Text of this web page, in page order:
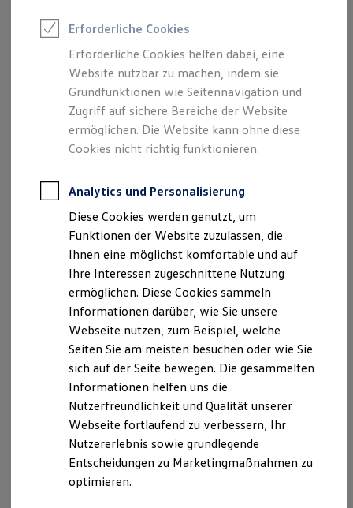
Digitaler Marktplatz
Kauf & Finanzierung
Online-Fahrzeugbewertung
Aktionen & Angebote
E-Auto-Förderung
Für Privatkunden
Für Gewerbekunden
Profi Paket
TopDeal
Zertifizierte Gebrauchtwagen
Für Privatkunden
Für Gewerbekunden
Leasing
Für Privatkunden
Für Gewerbekunden
Versicherungen & Garantien
Garantien
Kfz-Versicherung für Nutzfahrzeuge
Restschuldversicherung
Wartungsverträge
Besitzer & Service
Reparatur & Service
Sommer-Special
Reparatur, Pflege & Inspektion
Servicetermin anfragen
Service-Vorteile bei Volkswagen Nutzfahrzeuge
ServicePlus
Economy Service
Räder & Reifen Service
Ersatzfahrzeuge
Impressum
Datenschutzerklärung
Impressum
Leuschentiner Damm1
17139 Malchin
Telefonnummer: 03994 20840
Faxnummer: 03994 20844
E-Mail:info.tolzin@autohaus-tolzin.de
Umsatzst.-ID-Nr.: DE196384274
Registergericht: Amtsgericht Neubrandenburg HRB
Nr. 1420
Hinweis gemäß § 36
Verbraucherstreitbeilegungsgesetz (VSBG)
„Wir sind zur Teilnahme an einem
Streitbeilegungsverfahren vor einer
Verbraucherschlichtungsstelle weder bereit noch dazu
Erforderliche Cookies
Erforderliche Cookies helfen dabei, eine
Website nutzbar zu machen, indem sie
Grundfunktionen wie Seitennavigation und
Zugriff auf sichere Bereiche der Website
ermöglichen. Die Website kann ohne diese
Cookies nicht richtig funktionieren.
Analytics und Personalisierung
Diese Cookies werden genutzt, um
Funktionen der Website zuzulassen, die
Ihnen eine möglichst komfortable und auf
Ihre Interessen zugeschnittene Nutzung
ermöglichen. Diese Cookies sammeln
Informationen darüber, wie Sie unsere
Webseite nutzen, zum Beispiel, welche
Seiten Sie am meisten besuchen oder wie Sie
sich auf der Seite bewegen. Die gesammelten
Informationen helfen uns die
Nutzerfreundlichkeit und Qualität unserer
Webseite fortlaufend zu verbessern, Ihr
Nutzererlebnis sowie grundlegende
Entscheidungen zu Marketingmaßnahmen zu
optimieren.